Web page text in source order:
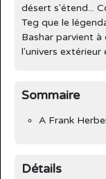
désert s'étend...
Teg que le
Bashar parvient
l'univers
Sommaire
A Frank
Détails